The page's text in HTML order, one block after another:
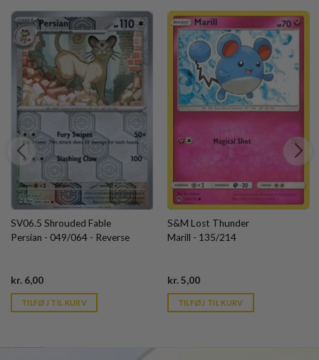
SV06.5 Shrouded Fable
Persian - 049/064 - Reverse
kr. 6,00Current
is:
kr. 39,95.
TILFØJ TIL KURV
S&M Lost Thunder
Marill - 135/214
kr.5,00Current
is:
kr. 39,95.
TILFØJ TIL KURV